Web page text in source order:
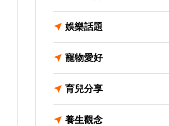
娛樂話題
寵物愛好
育兒分享
養生觀念